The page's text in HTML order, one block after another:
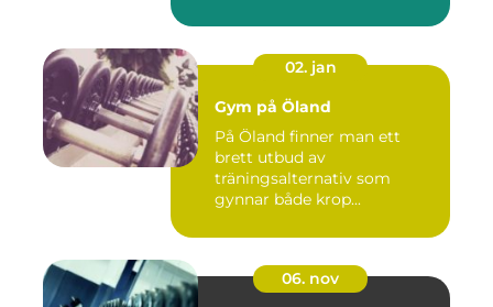
02. jan
Gym på Öland
På Öland finner man ett
brett utbud av
träningsalternativ som
gynnar både krop...
06. nov